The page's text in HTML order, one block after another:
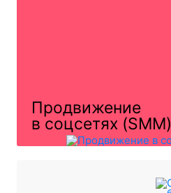
Продвижение
в соцсетях (SMM)